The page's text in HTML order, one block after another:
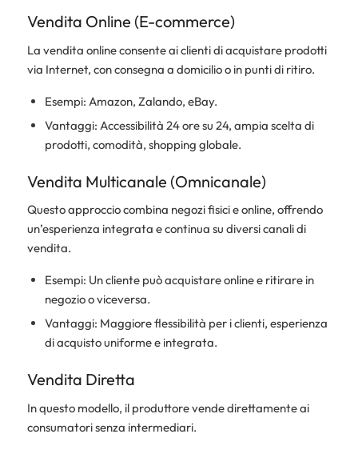
Vendita Online (E-commerce)
La vendita online consente ai clienti di acquistare prodotti
via Internet, con consegna a domicilio o in punti di ritiro.
Esempi: Amazon, Zalando, eBay.
Vantaggi: Accessibilità 24 ore su 24, ampia scelta di
prodotti, comodità, shopping globale.
Vendita Multicanale (Omnicanale)
Questo approccio combina negozi fisici e online, offrendo
un’esperienza integrata e continua su diversi canali di
vendita.
Esempi: Un cliente può acquistare online e ritirare in
negozio o viceversa.
Vantaggi: Maggiore flessibilità per i clienti, esperienza
di acquisto uniforme e integrata.
Vendita Diretta
In questo modello, il produttore vende direttamente ai
consumatori senza intermediari.